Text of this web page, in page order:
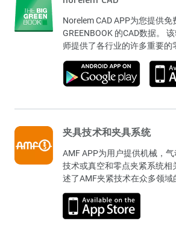
Norelem CAD APP为您提供免
GREENBOOK 的CAD数据。
师提供了各行业的许多重要的
夹具技术和夹具系统
AMF APP为用户提供机械，
技术或真空和零点夹紧系统相
述了AMF夹紧技术在众多领域